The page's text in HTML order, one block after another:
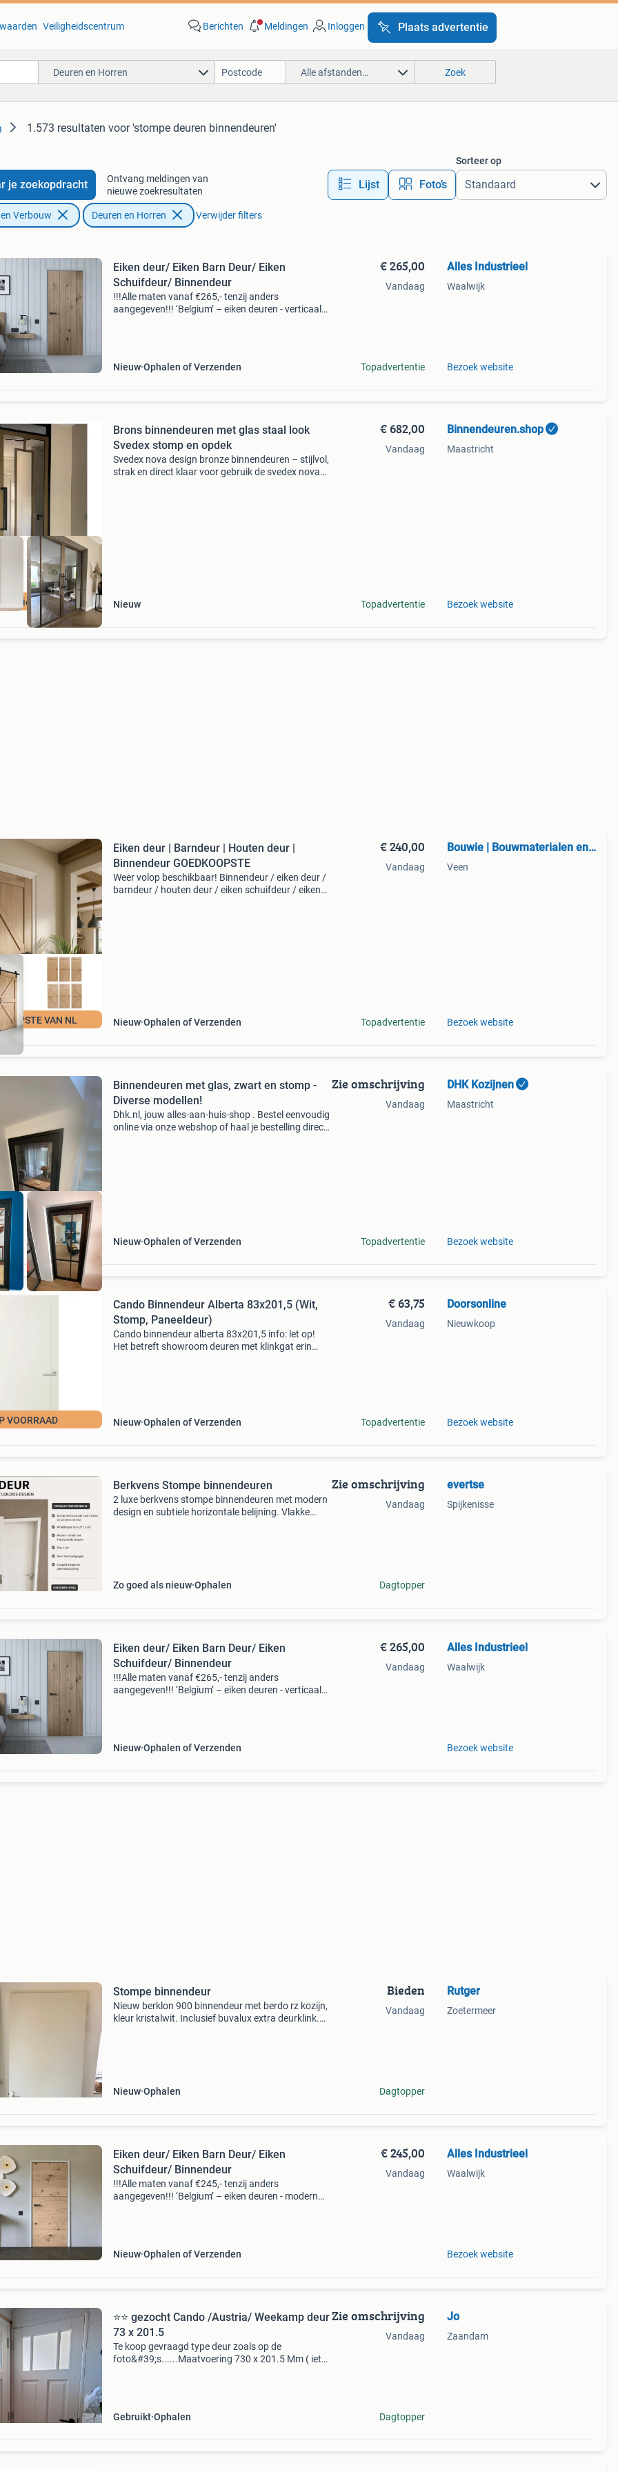
Veiligheidscentrum Berichten Meldingen Inloggen Plaats advertentie
Deuren en Horren Alle afstanden… Zoek
1.573 resultaten voor 'stompe deuren binnendeuren'
je zoekopdracht
Ontvang meldingen van
nieuwe zoekresultaten
Lijst Foto’s
Sorteer op
Verbouw Deuren en Horren Verwijder filters
Eiken deur/ Eiken Barn Deur/ Eiken
Schuifdeur/ Binnendeur
!!!Alle maten vanaf €265,- tenzij anders
aangegeven!!! ‘Belgium’ – eiken deuren - verticaal
Nieuw Ophalen of Verzenden
€ 265,00
Vandaag
Topadvertentie
Alles Industrieel
Waalwijk
Bezoek website
Aanbieding
Brons binnendeuren met glas staal look
Svedex stomp en opdek
Svedex nova design bronze binnendeuren – stijlvol,
strak en direct klaar voor gebruik de svedex nova
Nieuw
€ 682,00
Vandaag
Topadvertentie
Binnendeuren.shop
Maastricht
Bezoek website
VAN NL
Eiken deur | Barndeur | Houten deur |
Binnendeur GOEDKOOPSTE
Weer volop beschikbaar! Binnendeur / eiken deur /
barndeur / houten deur / eiken schuifdeur / eiken
Nieuw Ophalen of Verzenden
€ 240,00
Vandaag
Topadvertentie
Bouwie | Bouwmaterialen en Wonen
Veen
Bezoek website
Binnendeuren met glas, zwart en stomp -
Diverse modellen!
Dhk.nl, jouw alles-aan-huis-shop . Bestel eenvoudig
online via onze webshop of haal je bestelling direct
Nieuw Ophalen of Verzenden
Zie omschrijving
Vandaag
Topadvertentie
DHK Kozijnen
Maastricht
Bezoek website
VOORRAAD
Cando Binnendeur Alberta 83x201,5 (Wit,
Stomp, Paneeldeur)
Cando binnendeur alberta 83x201,5 info: let op!
Het betreft showroom deuren met klinkgat erin
Nieuw Ophalen of Verzenden
€ 63,75
Vandaag
Topadvertentie
Doorsonline
Nieuwkoop
Bezoek website
Berkvens Stompe binnendeuren
2 luxe berkvens stompe binnendeuren met modern
design en subtiele horizontale belijning. Vlakke
Zo goed als nieuw Ophalen
Zie omschrijving
Vandaag
Dagtopper
evertse
Spijkenisse
Eiken deur/ Eiken Barn Deur/ Eiken
Schuifdeur/ Binnendeur
!!!Alle maten vanaf €265,- tenzij anders
aangegeven!!! ‘Belgium’ – eiken deuren - verticaal
Nieuw Ophalen of Verzenden
€ 265,00
Vandaag
Alles Industrieel
Waalwijk
Bezoek website
Stompe binnendeur
Nieuw berklon 900 binnendeur met berdo rz kozijn,
kleur kristalwit. Inclusief buvalux extra deurklink.
Nieuw Ophalen
Bieden
Vandaag
Dagtopper
Rutger
Zoetermeer
Eiken deur/ Eiken Barn Deur/ Eiken
Schuifdeur/ Binnendeur
!!!Alle maten vanaf €245,- tenzij anders
aangegeven!!! ‘Belgium’ – eiken deuren - modern
Nieuw Ophalen of Verzenden
€ 245,00
Vandaag
Alles Industrieel
Waalwijk
Bezoek website
⭐️⭐️ gezocht Cando /Austria/ Weekamp deur
73 x 201.5
Te koop gevraagd type deur zoals op de
foto&#39;s......Maatvoering 730 x 201.5 Mm ( iets
Gebruikt Ophalen
Zie omschrijving
Vandaag
Dagtopper
Jo
Zaandam